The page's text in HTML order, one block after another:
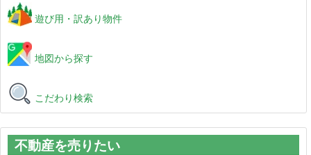
遊び用・訳あり物件
地図から探す
こだわり検索
不動産を売りたい